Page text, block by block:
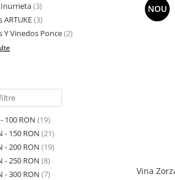
Inurrieta(3)
ARTUKE(3)
Y Vinedos Ponce(2)
100 RON (19)
- 150 RON (21)
- 200 RON (19)
- 250 RON (8)
- 300 RON (7)
NOU
Vina